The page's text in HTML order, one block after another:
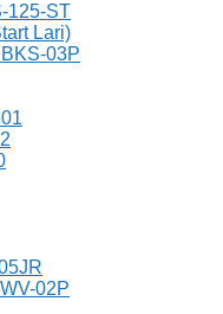
125-ST
Lari)
03P
02P